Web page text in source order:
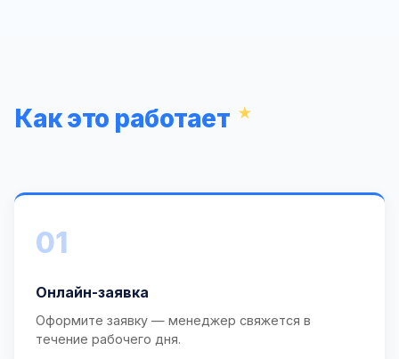
Как это работает
01
Онлайн-заявка
Оформите заявку — менеджер свяжется в
течение рабочего дня.